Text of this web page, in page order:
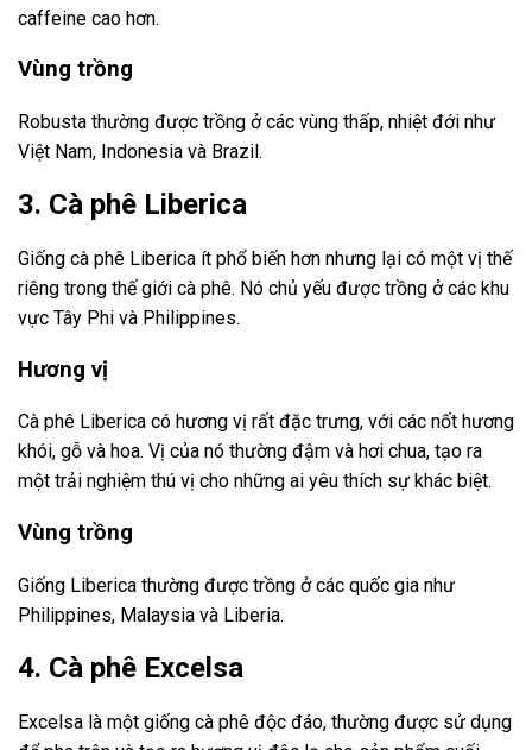
caffeine cao hơn.
Vùng trồng
Robusta thường được trồng ở các vùng thấp, nhiệt đới như
Việt Nam, Indonesia và Brazil.
3. Cà phê Liberica
Giống cà phê Liberica ít phổ biến hơn nhưng lại có một vị thế
riêng trong thế giới cà phê. Nó chủ yếu được trồng ở các khu
vực Tây Phi và Philippines.
Hương vị
Cà phê Liberica có hương vị rất đặc trưng, với các nốt hương
khói, gỗ và hoa. Vị của nó thường đậm và hơi chua, tạo ra
một trải nghiệm thú vị cho những ai yêu thích sự khác biệt.
Vùng trồng
Giống Liberica thường được trồng ở các quốc gia như
Philippines, Malaysia và Liberia.
4. Cà phê Excelsa
Excelsa là một giống cà phê độc đáo, thường được sử dụng